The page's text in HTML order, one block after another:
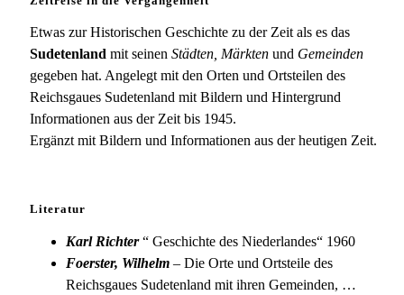
Etwas zur Historischen Geschichte zu der Zeit als es das
Sudetenland mit seinen Städten, Märkten und Gemeinden
gegeben hat. Angelegt mit den Orten und Ortsteilen des
Reichsgaues Sudetenland mit Bildern und Hintergrund
Informationen aus der Zeit bis 1945.
Ergänzt mit Bildern und Informationen aus der heutigen Zeit.
Literatur
Karl Richter“ Geschichte des Niederlandes“ 1960
Foerster, Wilhelm – Die Orte und Ortsteile des
Reichsgaues Sudetenland mit ihren Gemeinden, …